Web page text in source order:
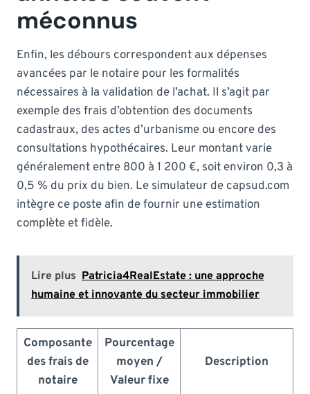
méconnus
Enfin, les débours correspondent aux dépenses
avancées par le notaire pour les formalités
nécessaires à la validation de l’achat. Il s’agit par
exemple des frais d’obtention des documents
cadastraux, des actes d’urbanisme ou encore des
consultations hypothécaires. Leur montant varie
généralement entre 800 à 1 200 €, soit environ 0,3 à
0,5 % du prix du bien. Le simulateur de capsud.com
intègre ce poste afin de fournir une estimation
complète et fidèle.
Lire plus Patricia4RealEstate : une approche
humaine et innovante du secteur immobilier
Composante
des frais de
notaire
Pourcentage
moyen /
Valeur fixe
Description